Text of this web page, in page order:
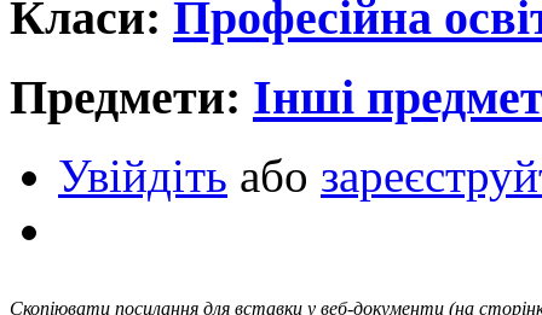
Класи: Професійна
Предмети: Інші
Увійдіть або
Скопіювати посилання для вставки у веб-документи (на